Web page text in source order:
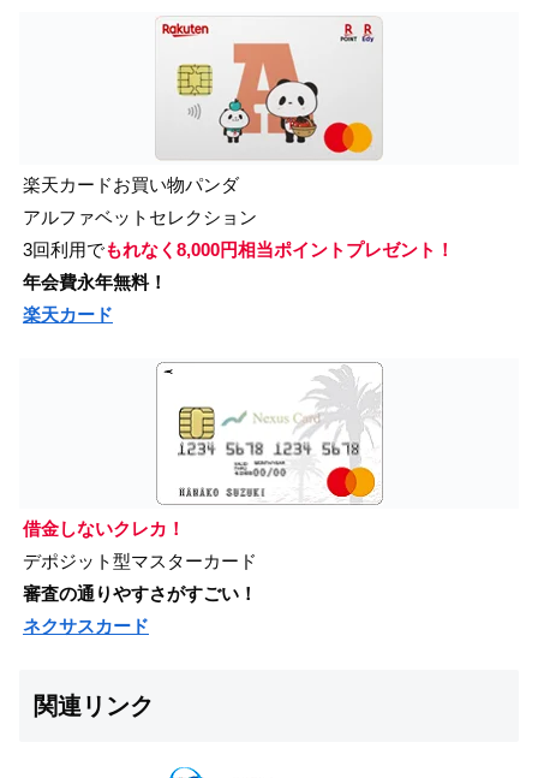
楽天カードお買い物パンダ
アルファベットセレクション
3回利用でもれなく8,000円相当ポイントプレゼント！
年会費永年無料！
楽天カード
借金しないクレカ！
デポジット型マスターカード
審査の通りやすさがすごい！
ネクサスカード
関連リンク